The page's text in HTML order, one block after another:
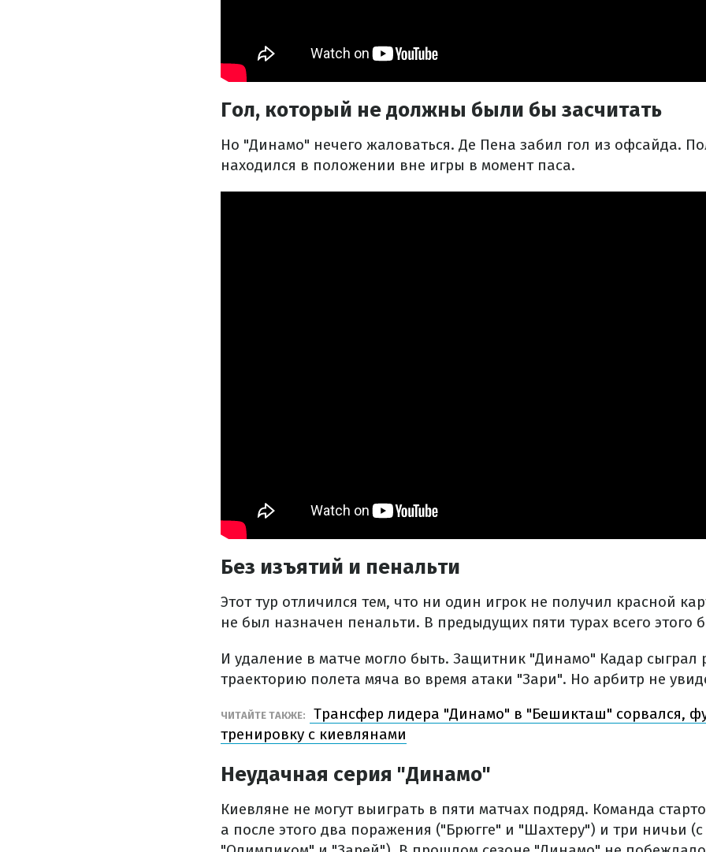
Гол, который не должны были бы засчитать
Но "Динамо" нечего жаловаться. Де Пена забил гол из офсайда.
находился в положении вне игры в момент паса.
Без изъятий и пенальти
Этот тур отличился тем, что ни один игрок не получил красной
не был назначен пенальти. В предыдущих пяти турах всего этого
И удаление в матче могло быть. Защитник "Динамо" Кадар сыграл
траекторию полета мяча во время атаки "Зари". Но арбитр не
ЧИТАЙТЕ ТАКЖЕ:
Трансфер лидера "Динамо" в "Бешикташ" сорвался,
тренировку с киевлянами
Неудачная серия "Динамо"
Киевляне не могут выиграть в пяти матчах подряд. Команда
а после этого два поражения ("Брюгге" и "Шахтеру") и три ничьи